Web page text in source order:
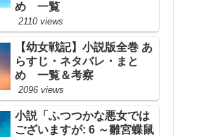
め 一覧
2110 views
【幼女戦記】小説版全巻 あ
らすじ・ネタバレ・まと
め 一覧＆考察
2096 views
小説「ふつつかな悪女では
ございますが: 6 ～雛宮蝶鼠